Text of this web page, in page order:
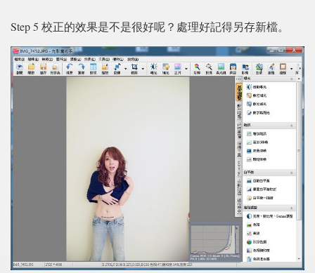
Step 5 校正的效果是不是很好呢？處理好記得另存新檔。